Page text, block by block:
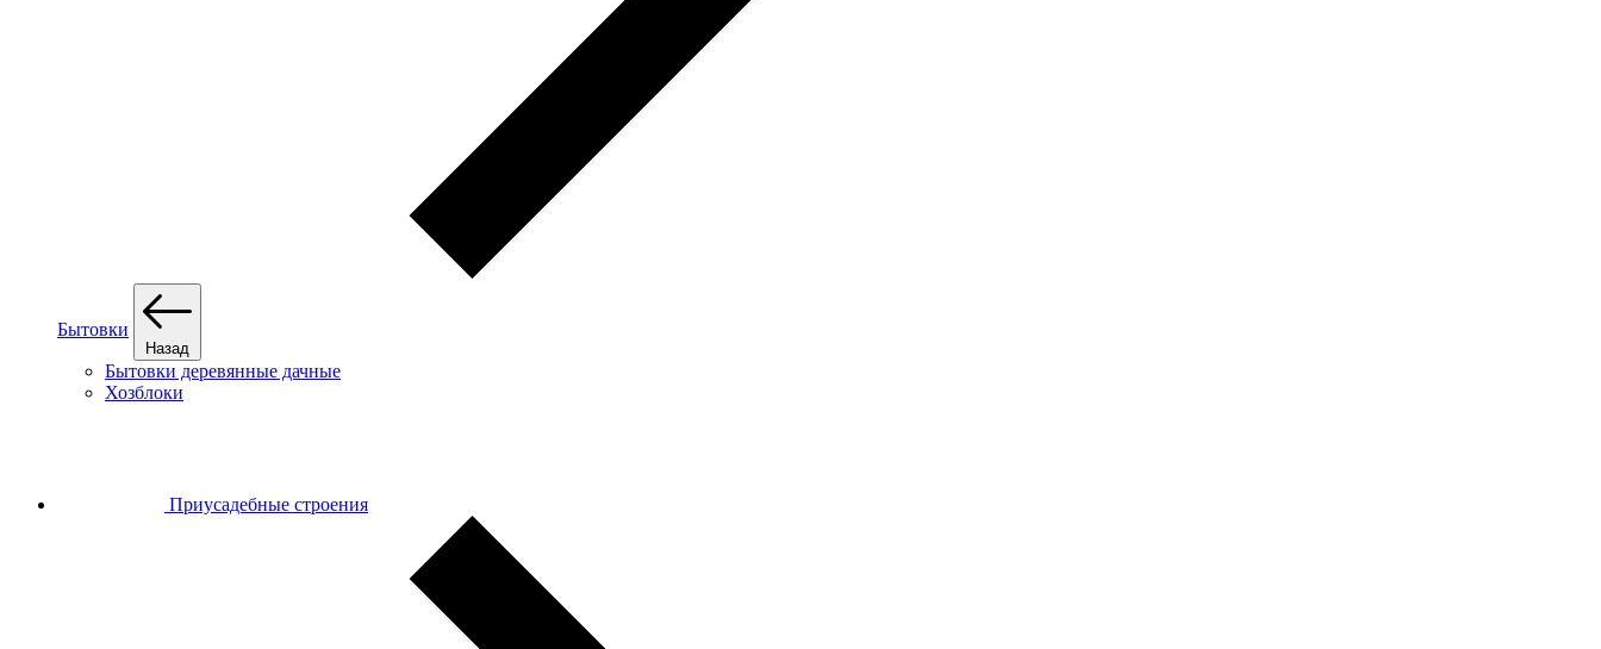
Бытовки
Назад
Бытовки деревянные дачные
Хозблоки
Приусадебные строения